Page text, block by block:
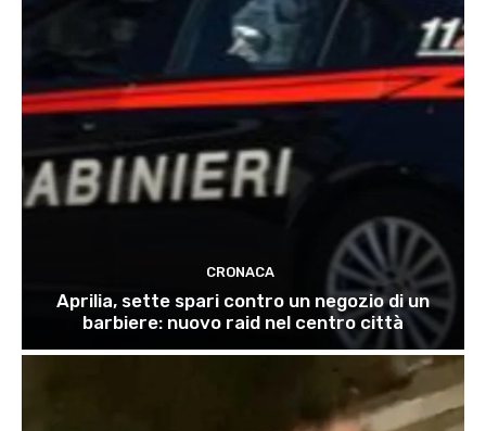
CRONACA
Aprilia, sette spari contro un negozio di un
barbiere: nuovo raid nel centro città